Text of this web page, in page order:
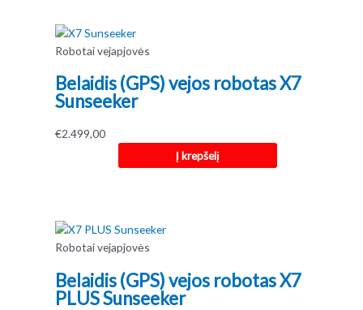
Robotai vejapjovės
Belaidis (GPS) vejos robotas X7
Sunseeker
€2.499,00
Į krepšelį
Robotai vejapjovės
Belaidis (GPS) vejos robotas X7
PLUS Sunseeker